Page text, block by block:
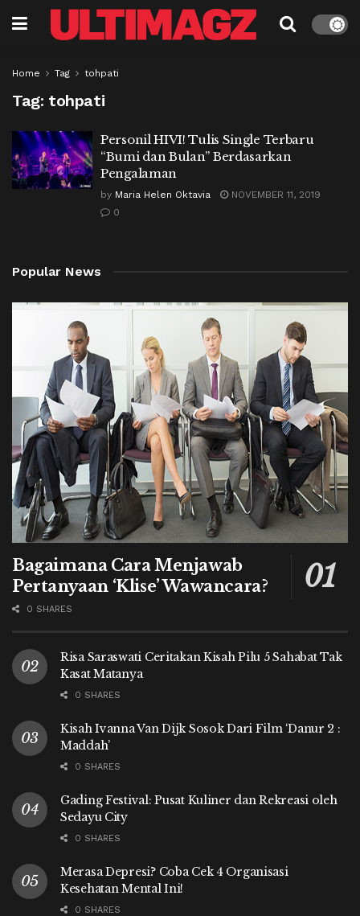
Home Tag tohpati
Tag: tohpati
Personil HIVI! Tulis Single Terbaru
“Bumi dan Bulan” Berdasarkan
Pengalaman
by Maria Helen Oktavia
NOVEMBER 11, 2019
0
Popular News
Bagaimana Cara Menjawab
Pertanyaan ‘Klise’ Wawancara?
0 SHARES
Risa Saraswati Ceritakan Kisah Pilu 5 Sahabat Tak
Kasat Matanya
0 SHARES
Kisah Ivanna Van Dijk Sosok Dari Film ‘Danur 2 :
Maddah’
0 SHARES
Gading Festival: Pusat Kuliner dan Rekreasi oleh
Sedayu City
0 SHARES
Merasa Depresi? Coba Cek 4 Organisasi
Kesehatan Mental Ini!
0 SHARES